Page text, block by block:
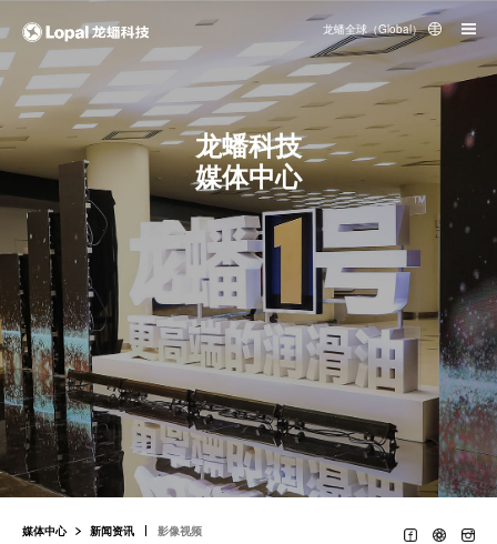
龙蟠全球（Global）
龙蟠科技
媒体中心
媒体中心 新闻资讯 影像视频